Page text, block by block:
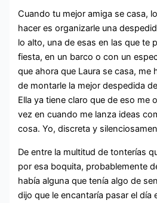
Cuando tu mejor amiga se casa,
hacer es organizarle una
lo alto, una de esas en las que te
fiesta, en un barco o con un
que ahora que Laura se casa, me
de montarle la mejor despedida
Ella ya tiene claro que de eso me
vez en cuando me lanza ideas
cosa. Yo, discreta y
De entre la multitud de tonterías
por esa boquita, probablemente
había alguna que tenía algo de
dijo que le encantaría pasar el día